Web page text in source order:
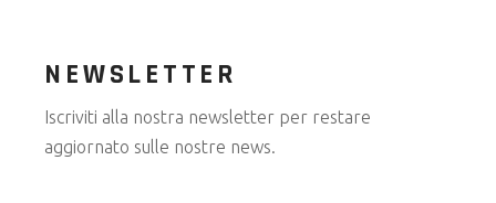
NEWSLETTER
Iscriviti alla nostra newsletter per restare
aggiornato sulle nostre news.